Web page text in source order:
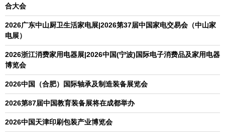
合大会
2026广东中山厨卫生活家电展|2026第37届中国家电交易会（中山家
电展）
2026浙江消费家用电器展|2026中国(宁波)国际电子消费品及家用电器
博览会
2026中国（合肥）国际轴承及制造装备展览会
2026第87届中国教育装备展将在成都举办
2026中国天津印刷包装产业博览会